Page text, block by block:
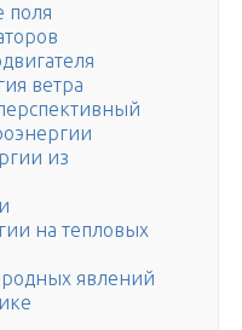
поля
ветра
из
на тепловых
явлений